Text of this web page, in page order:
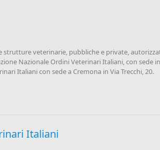
strutture veterinarie, pubbliche e private,
Nazionale Ordini Veterinari Italiani, con sede
Italiani con sede a Cremona in Via Trecchi, 20.
Italiani